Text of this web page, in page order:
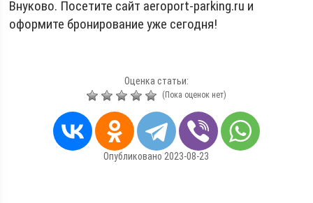
Внуково. Посетите сайт aeroport-parking.ru и
оформите бронирование уже сегодня!
Оценка статьи:
(Пока оценок нет)
Опубликовано 2023-08-23